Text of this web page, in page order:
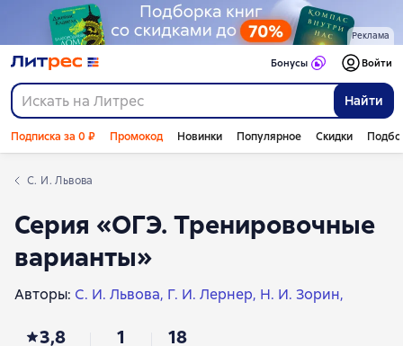
Реклама
Найти
Бонусы Войти
Подписка за 0 ₽ Промокод Новинки Популярное Скидки
С. И. Львова
Серия «ОГЭ. Тренировочные
варианты»
Авторы: С. И. Львова Г. И. Лернер Н. И. Зорин
О. В. Кишенкова
П. А. Оржековский
3,8 1 18